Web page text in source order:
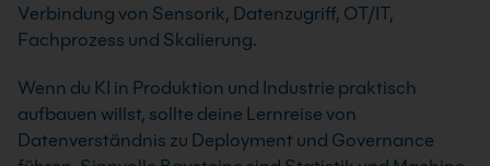
Verbindung von Sensorik, Datenzugriff, OT/IT,
Fachprozess und Skalierung.
Wenn du KI in Produktion und Industrie praktisch
aufbauen willst, sollte deine Lernreise von
Datenverständnis zu Deployment und Governance